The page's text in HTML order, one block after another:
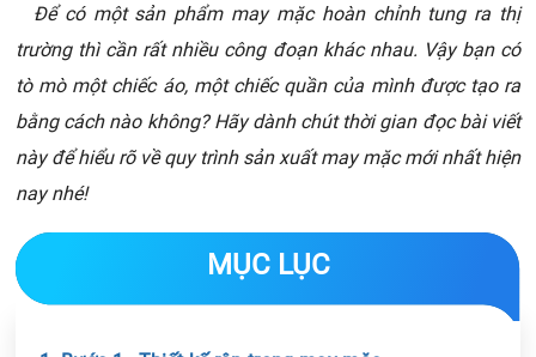
Để có một sản phẩm may mặc hoàn chỉnh tung ra thị
trường thì cần rất nhiều công đoạn khác nhau. Vậy bạn có
tò mò một chiếc áo, một chiếc quần của mình được tạo ra
bằng cách nào không? Hãy dành chút thời gian đọc bài viết
này để hiểu rõ về quy trình sản xuất may mặc mới nhất hiện
nay nhé!
MỤC LỤC